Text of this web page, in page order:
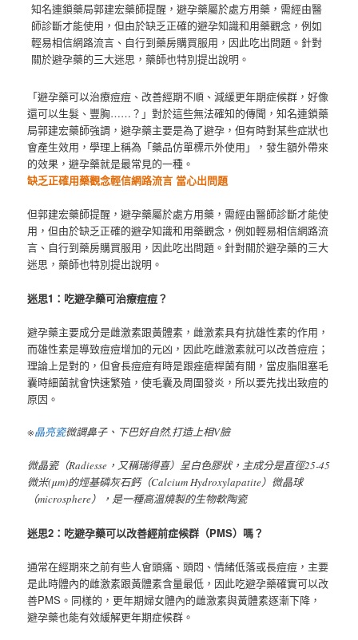
知名連鎖藥局郭建宏藥師提醒，避孕藥屬於處方用藥，需經由醫
師診斷才能使用，但由於缺乏正確的避孕知識和用藥觀念，例如
輕易相信網路流言、自行到藥房購買服用，因此吃出問題。針對
關於避孕藥的三大迷思，藥師也特別提出說明。
「避孕藥可以治療痘痘、改善經期不順、減緩更年期症候群，好像
還可以生髮、豐胸……？」對於這些無法確知的傳聞，知名連鎖藥
局郭建宏藥師強調，避孕藥主要是為了避孕，但有時對某些症狀也
會產生效用，學理上稱為「藥品仿單標示外使用」，發生額外帶來
的效果，避孕藥就是最常見的一種。
缺乏正確用藥觀念輕信網路流言 當心出問題
但郭建宏藥師提醒，避孕藥屬於處方用藥，需經由醫師診斷才能使
用，但由於缺乏正確的避孕知識和用藥觀念，例如輕易相信網路流
言、自行到藥房購買服用，因此吃出問題。針對關於避孕藥的三大
迷思，藥師也特別提出說明。
迷思1：吃避孕藥可治療痘痘？
避孕藥主要成分是雌激素跟黃體素，雌激素具有抗雄性素的作用，
而雄性素是導致痘痘增加的元凶，因此吃雌激素就可以改善痘痘；
理論上是對的，但會長痘痘有時是跟痤瘡桿菌有關，當皮脂阻塞毛
囊時細菌就會快速繁殖，使毛囊及周圍發炎，所以要先找出致痘的
原因。
※晶亮瓷微調鼻子、下巴好自然,打造上相V臉
微晶瓷（Radiesse，又稱瑞得喜）呈白色膠狀，主成分是直徑25-45
微米(μm)的烴基磷灰石鈣（Calcium Hydroxylapatite）微晶球
（microsphere），是一種高溫燒製的生物軟陶瓷
迷思2：吃避孕藥可以改善經前症候群（PMS）嗎？
通常在經期來之前有些人會頭痛、頭悶、情緒低落或長痘痘，主要
是此時體內的雌激素跟黃體素含量最低，因此吃避孕藥確實可以改
善PMS。同樣的，更年期婦女體內的雌激素與黃體素逐漸下降，
避孕藥也能有效緩解更年期症候群。